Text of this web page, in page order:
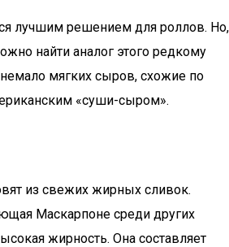
лучшим решением для роллов. Но,
найти аналог этого редкому
мягких сыров, схожие по
«суши-сыром».
из свежих жирных сливок.
Маскарпоне среди других
жирность. Она составляет